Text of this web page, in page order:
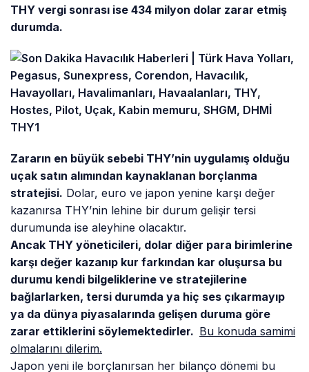
THY vergi sonrası ise 434 milyon dolar zarar etmiş
durumda.
Zararın en büyük sebebi THY’nin uygulamış olduğu
uçak satın alımından kaynaklanan borçlanma
stratejisi. Dolar, euro ve japon yenine karşı değer
kazanırsa THY’nin lehine bir durum gelişir tersi
durumunda ise aleyhine olacaktır.
Ancak THY yöneticileri, dolar diğer para birimlerine
karşı değer kazanıp kur farkından kar oluşursa bu
durumu kendi bilgeliklerine ve stratejilerine
bağlarlarken, tersi durumda ya hiç ses çıkarmayıp
ya da dünya piyasalarında gelişen duruma göre
zarar ettiklerini söylemektedirler. Bu konuda samimi
olmalarını dilerim.
Japon yeni ile borçlanırsan her bilanço dönemi bu